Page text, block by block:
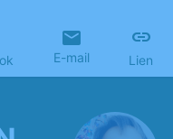
E-mail Lien